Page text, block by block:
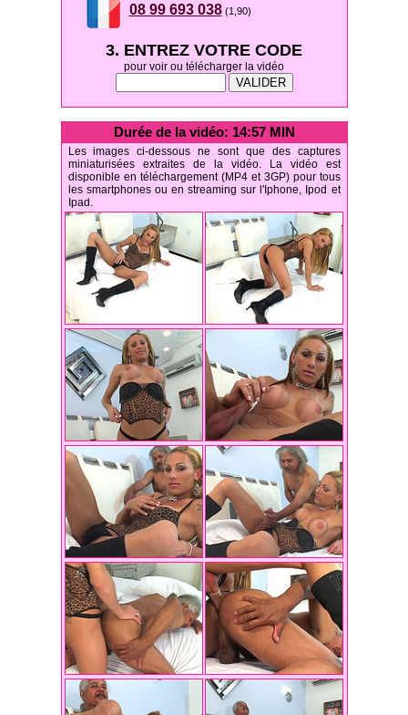
08 99 693 038(1,90)
3. ENTREZ VOTRE CODE
pour voir ou télécharger la vidéo
Durée de la vidéo: 14:57 MIN
Les images ci-dessous ne sont que des captures
miniaturisées extraites de la vidéo. La vidéo est
disponible en téléchargement (MP4 et 3GP) pour tous
les smartphones ou en streaming sur l'Iphone, Ipod et
Ipad.